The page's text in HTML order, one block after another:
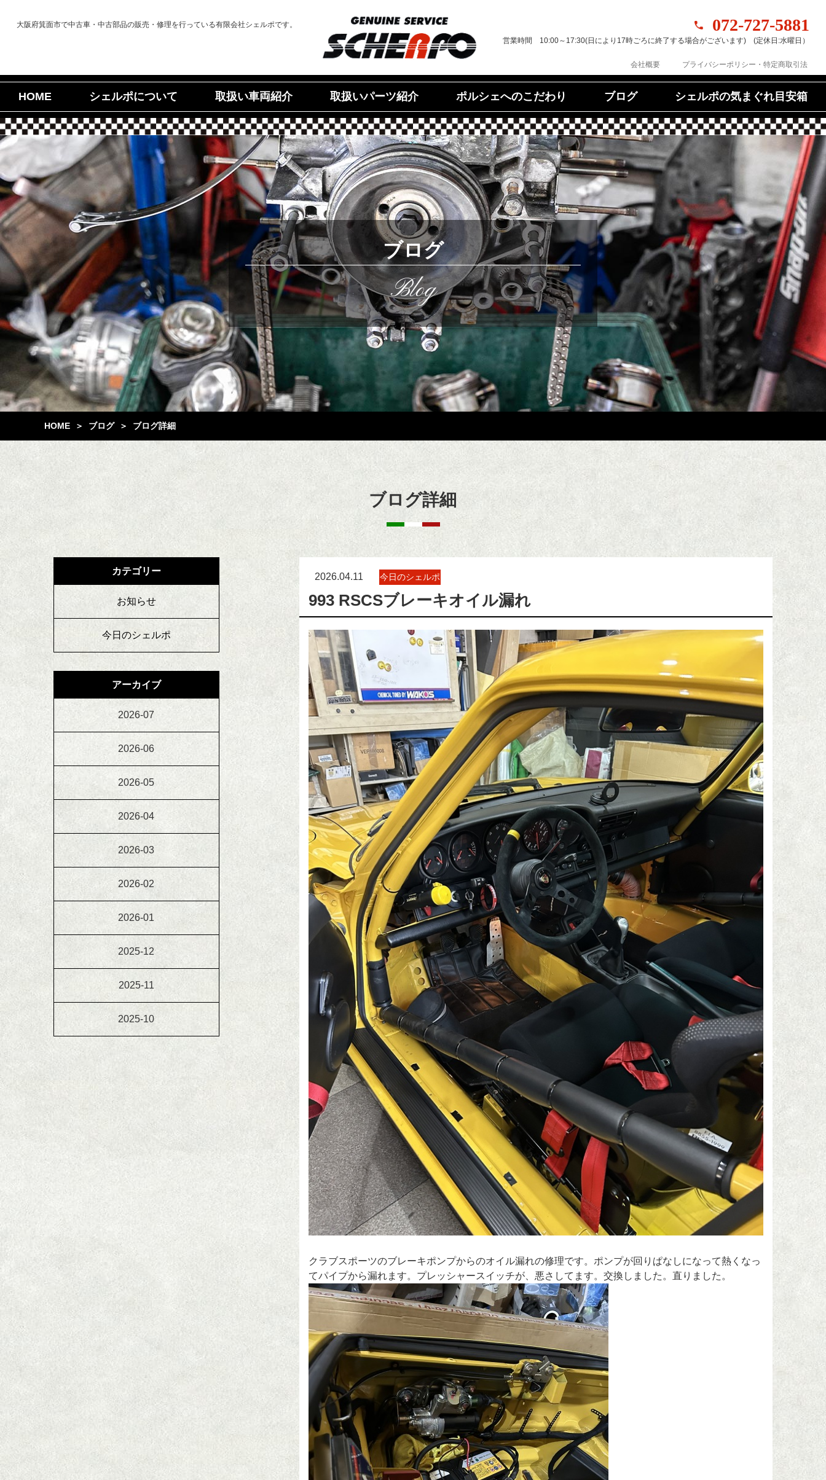
大阪府箕面市で中古車・中古部品の販売・修理を行っている有限会社シェルポです。 072-727-5881
営業時間 10:00～17:30(日により17時ごろに終了する場合がございます) (定休日:水曜日）
会社概要 プライバシーポリシー・特定商取引法
HOME シェルポについて 取扱い車両紹介 取扱いパーツ紹介 ポルシェへのこだわり ブログ シェルポの気まぐれ目安箱
ブログ
Blog
HOME ＞ ブログ ＞ ブログ詳細
ブログ詳細
カテゴリー
お知らせ
今日のシェルポ
アーカイブ
2026-07
2026-06
2026-05
2026-04
2026-03
2026-02
2026-01
2025-12
2025-11
2025-10
2026.04.11 今日のシェルポ
993 RSCSブレーキオイル漏れ
クラブスポーツのブレーキポンプからのオイル漏れの修理です。ポンプが回りぱなしになって熱くなっ
てパイプから漏れます。プレッシャースイッチが、悪さしてます。交換しました。直りました。